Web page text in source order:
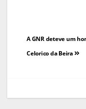
de
A GNR deteve um
Celorico da Beira